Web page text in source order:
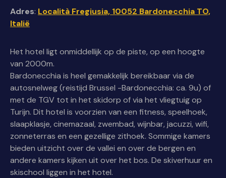
Adres: Località Fregiusia, 10052 Bardonecchia TO,
Italië
Het hotel ligt onmiddellijk op de piste, op een hoogte
van 2000m.
Bardonecchia is heel gemakkelijk bereikbaar via de
autosnelweg (reistijd Brussel -Bardonecchia: ca. 9u) of
met de TGV tot in het skidorp of via het vliegtuig op
Turijn. Dit hotel is voorzien van een fitness, speelhoek,
slaapklasje, cinemazaal, zwembad, wijnbar, jacuzzi, wifi,
zonneterras en een gezellige zithoek. Sommige kamers
bieden uitzicht over de vallei en over de bergen en
andere kamers kijken uit over het bos. De skiverhuur en
skischool liggen in het hotel.